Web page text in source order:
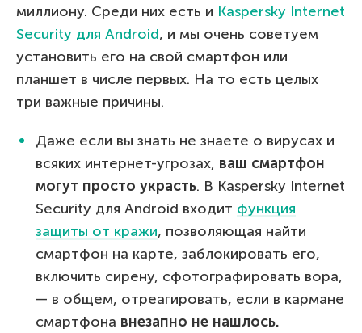
миллиону. Среди них есть и Kaspersky Internet
Security для Android, и мы очень советуем
установить его на свой смартфон или
планшет в числе первых. На то есть целых
три важные причины.
Даже если вы знать не знаете о вирусах и
всяких интернет-угрозах, ваш смартфон
могут просто украсть. В Kaspersky Internet
Security для Android входит функция
защиты от кражи, позволяющая найти
смартфон на карте, заблокировать его,
включить сирену, сфотографировать вора,
— в общем, отреагировать, если в кармане
смартфона внезапно не нашлось.